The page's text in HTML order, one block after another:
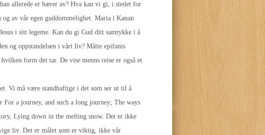
allerede er bærer av? Hva kan vi gi, i stedet for
av vår egen guddommelighet. Maria i Kanan
i sitt legeme. Kan du gi Gud ditt samtykke i å
og oppstandelsen i vårt liv? Måtte epifanis
form det tar. De vise menns reise er også et
Vi må være standhaftige i det som ser ut til å
a journey, and such a long journey; The ways
Lying down in the melting snow. Det er ikke
liv. Det er målet som er viktig, ikke vår